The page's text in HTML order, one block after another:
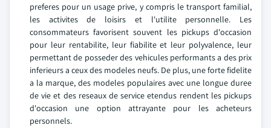
preferes pour un usage prive, y compris le transport familial,
les activites de loisirs et l'utilite personnelle. Les
consommateurs favorisent souvent les pickups d'occasion
pour leur rentabilite, leur fiabilite et leur polyvalence, leur
permettant de posseder des vehicules performants a des prix
inferieurs a ceux des modeles neufs. De plus, une forte fidelite
a la marque, des modeles populaires avec une longue duree
de vie et des reseaux de service etendus rendent les pickups
d'occasion une option attrayante pour les acheteurs
personnels.